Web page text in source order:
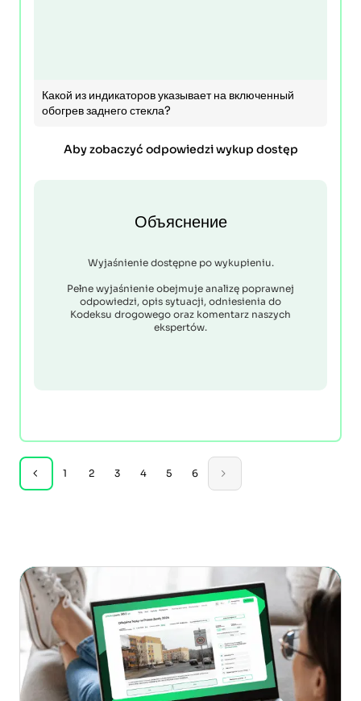
Какой из индикаторов указывает на включенный
обогрев заднего стекла?
Aby zobaczyć odpowiedzi wykup dostęp
Объяснение
Wyjaśnienie dostępne po wykupieniu.
Pełne wyjaśnienie obejmuje analizę poprawnej
odpowiedzi, opis sytuacji, odniesienia do
Kodeksu drogowego oraz komentarz naszych
ekspertów.
1 2 3 4 5 6